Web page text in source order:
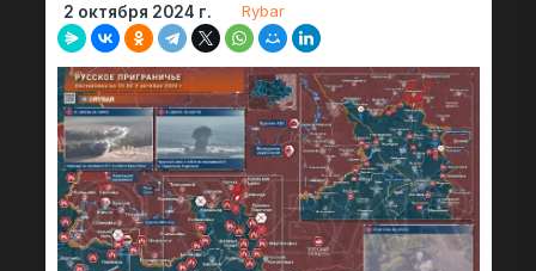
2 октября 2024 г. Rybar